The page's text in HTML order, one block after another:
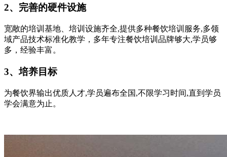
2、完善的硬件设施
宽敞的培训基地、培训设施齐全,提供多种餐饮培训服务,多领
域产品技术标准化教学，多年专注餐饮培训品牌够大,学员够
多，经验丰富。
3、培养目标
为餐饮界输出优质人才,学员遍布全国,不限学习时间,直到学员
学会满意为止。